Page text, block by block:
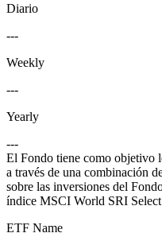
Diario
---
Weekly
---
Yearly
---
El Fondo tiene como objetivo
a través de una combinación
sobre las inversiones del
índice MSCI World SRI
ETF Name